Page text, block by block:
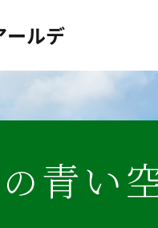
の青い